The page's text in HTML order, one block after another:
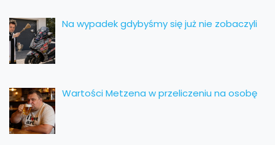
Na wypadek gdybyśmy się już nie zobaczyli
Wartości Metzena w przeliczeniu na osobę